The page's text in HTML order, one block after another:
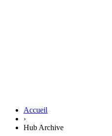
Accueil
›
Hub Archive